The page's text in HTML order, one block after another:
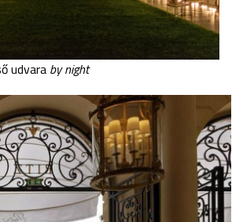
udvara by night